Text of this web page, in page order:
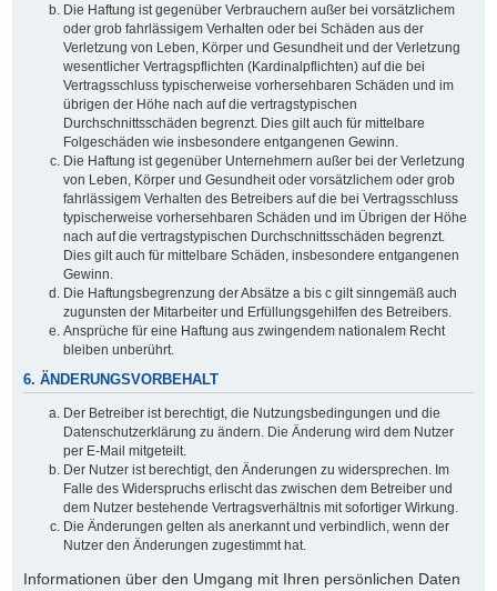
Die Haftung ist gegenüber Verbrauchern außer bei vorsätzlichem
oder grob fahrlässigem Verhalten oder bei Schäden aus der
Verletzung von Leben, Körper und Gesundheit und der Verletzung
wesentlicher Vertragspflichten (Kardinalpflichten) auf die bei
Vertragsschluss typischerweise vorhersehbaren Schäden und im
übrigen der Höhe nach auf die vertragstypischen
Durchschnittsschäden begrenzt. Dies gilt auch für mittelbare
Folgeschäden wie insbesondere entgangenen Gewinn.
Die Haftung ist gegenüber Unternehmern außer bei der Verletzung
von Leben, Körper und Gesundheit oder vorsätzlichem oder grob
fahrlässigem Verhalten des Betreibers auf die bei Vertragsschluss
typischerweise vorhersehbaren Schäden und im Übrigen der Höhe
nach auf die vertragstypischen Durchschnittsschäden begrenzt.
Dies gilt auch für mittelbare Schäden, insbesondere entgangenen
Gewinn.
Die Haftungsbegrenzung der Absätze a bis c gilt sinngemäß auch
zugunsten der Mitarbeiter und Erfüllungsgehilfen des Betreibers.
Ansprüche für eine Haftung aus zwingendem nationalem Recht
bleiben unberührt.
6. ÄNDERUNGSVORBEHALT
Der Betreiber ist berechtigt, die Nutzungsbedingungen und die
Datenschutzerklärung zu ändern. Die Änderung wird dem Nutzer
per E-Mail mitgeteilt.
Der Nutzer ist berechtigt, den Änderungen zu widersprechen. Im
Falle des Widerspruchs erlischt das zwischen dem Betreiber und
dem Nutzer bestehende Vertragsverhältnis mit sofortiger Wirkung.
Die Änderungen gelten als anerkannt und verbindlich, wenn der
Nutzer den Änderungen zugestimmt hat.
Informationen über den Umgang mit Ihren persönlichen Daten